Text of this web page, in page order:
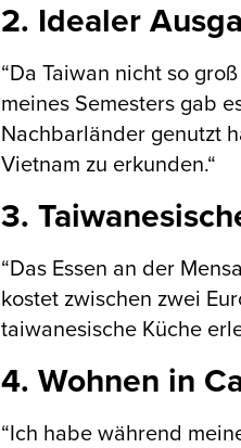
2. Idealer
“Da Taiwan nicht so
meines Semesters gab
Nachbarländer genutzt
Vietnam zu erkunden.“
3.
“Das Essen an der
kostet zwischen zwei
taiwanesische Küche
4. Wohnen in
“Ich habe während